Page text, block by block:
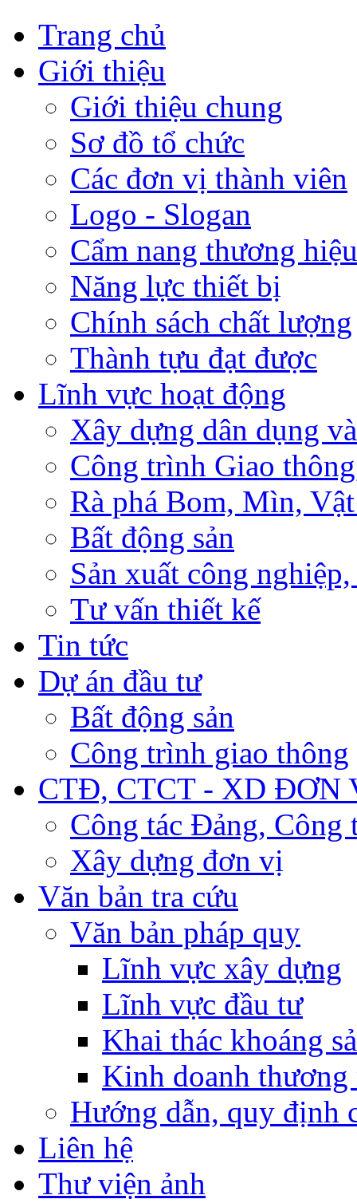
Trang chủ
Giới thiệu
Giới thiệu chung
Sơ đồ tổ chức
Các đơn vị thành viên
Logo - Slogan
Cẩm nang thương hiệu
Năng lực thiết bị
Chính sách chất lượng
Thành tựu đạt được
Lĩnh vực hoạt động
Xây dựng dân dụng
Công trình Giao
Rà phá Bom, Mìn,
Bất động sản
Sản xuất công
Tư vấn thiết kế
Tin tức
Dự án đầu tư
Bất động sản
Công trình giao thông
CTĐ, CTCT - XD ĐƠN
Công tác Đảng, Công
Xây dựng đơn vị
Văn bản tra cứu
Văn bản pháp quy
Lĩnh vực xây dựng
Lĩnh vực đầu tư
Khai thác khoáng
Kinh doanh thương
Hướng dẫn, quy định
Liên hệ
Thư viện ảnh